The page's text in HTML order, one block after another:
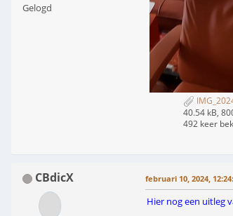
Gelogd
40.54 kB,
492 keer
CBdicX februari 10, 2024,
Hier nog een uitleg